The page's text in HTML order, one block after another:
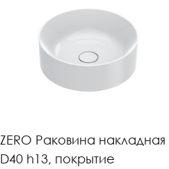
ZERO Раковина накладная
D40 h13, покрытие